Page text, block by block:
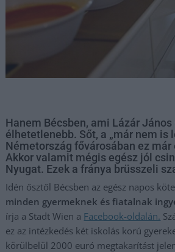
Hanem Bécsben, ami Lázár
élhetetlenebb. Sőt, a „már nem is
Németország fővárosában ez
Akkor valamit mégis egész jól
Nyugat. Ezek a fránya brüsszeli
Idén ősztől Bécsben az egész napos
minden gyermeknek és fiatalnak
írja a Stadt Wien a Facebook-oldalán.
ez az intézkedés két iskolás korú
körülbelül 2000 euró megtakarítást